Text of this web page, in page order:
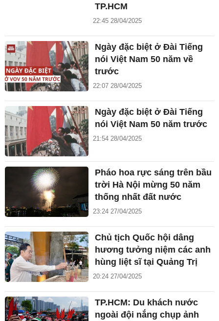
TP.HCM
22:45 28/04/2025
Ngày đặc biệt ở Đài Tiếng
nói Việt Nam 50 năm về
trước
22:07 28/04/2025
Ngày đặc biệt ở Đài Tiếng
nói Việt Nam 50 năm trước
21:54 28/04/2025
Pháo hoa rực sáng trên bầu
trời Hà Nội mừng 50 năm
thống nhất đất nước
23:24 27/04/2025
Chủ tịch Quốc hội dâng
hương tưởng niệm các anh
hùng liệt sĩ tại Quảng Trị
20:24 27/04/2025
TP.HCM: Du khách nước
ngoài đội nắng chụp ảnh